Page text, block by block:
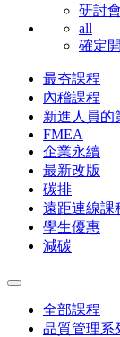
研討
all
確定
最夯課程
內稽課程
新進人員的
FMEA
企業永續
最新改版
碳排
遠距連線課
學生優惠
減碳
全部課程
品質管理系